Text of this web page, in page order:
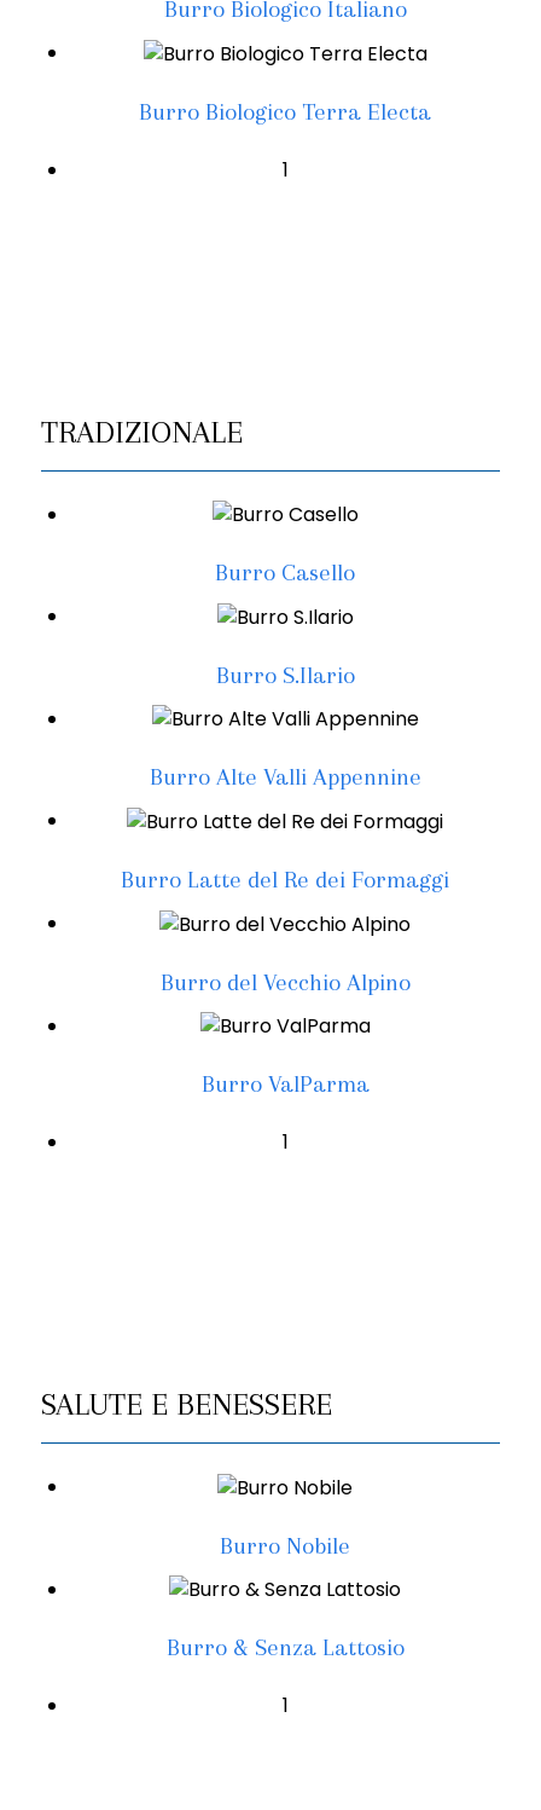
Burro Biologico Italiano
Burro Biologico Terra Electa
1
TRADIZIONALE
Burro Casello
Burro S.Ilario
Burro Alte Valli Appennine
Burro Latte del Re dei Formaggi
Burro del Vecchio Alpino
Burro ValParma
1
SALUTE E BENESSERE
Burro Nobile
Burro & Senza Lattosio
1